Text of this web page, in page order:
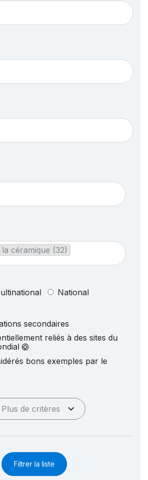
céramique (32)
National
secondaires
reliés à des sites du
bons exemples par le
Plus de critères
Filtrer la liste